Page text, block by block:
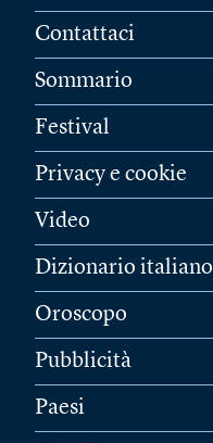
Contattaci
Sommario
Festival
Privacy e cookie
Video
Dizionario italiano
Oroscopo
Pubblicità
Paesi